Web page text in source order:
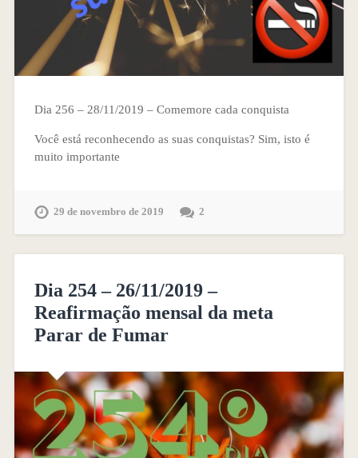
Dia 256 – 28/11/2019 – Comemore cada conquista
Você está reconhecendo as suas conquistas? Sim, isto é
muito importante
29 de novembro de 2019 2
Dia 254 – 26/11/2019 –
Reafirmação mensal da meta
Parar de Fumar